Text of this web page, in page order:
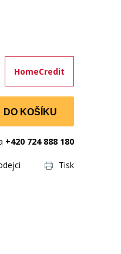
HomeCredit
DO KOŠÍKU
+420 724 888 180
Tisk